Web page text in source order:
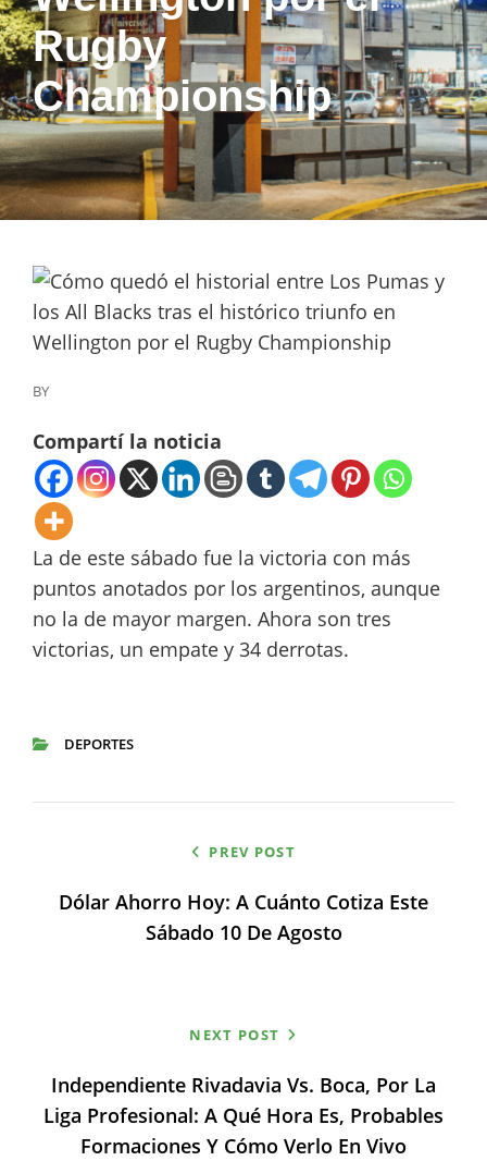
Rugby
Championship
BY
Compartí la noticia
La de este sábado fue la victoria con más
puntos anotados por los argentinos, aunque
no la de mayor margen. Ahora son tres
victorias, un empate y 34 derrotas.
DEPORTES
entradas
PREV POST
Dólar Ahorro Hoy: A Cuánto Cotiza Este
Sábado 10 De Agosto
NEXT POST
Independiente Rivadavia Vs. Boca, Por La
Liga Profesional: A Qué Hora Es, Probables
Formaciones Y Cómo Verlo En Vivo